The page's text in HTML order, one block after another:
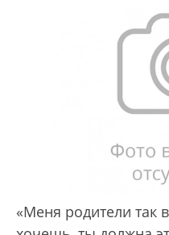
«Меня родители так